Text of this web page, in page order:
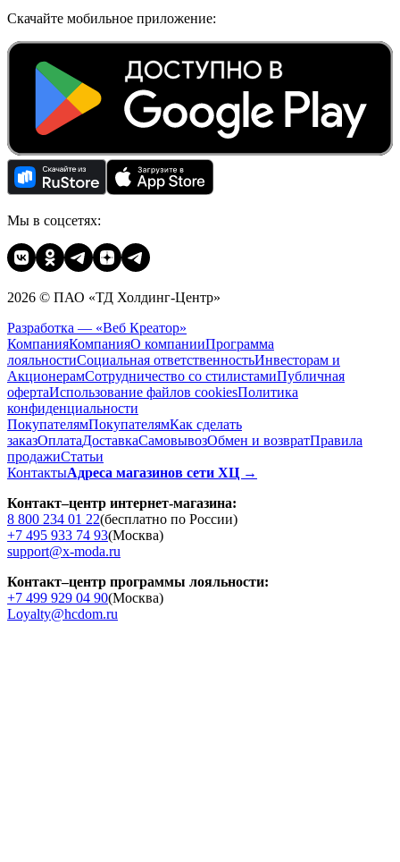
Скачайте мобильное приложение:
Мы в соцсетях:
2026 © ПАО «ТД Холдинг-Центр»
Разработка — «Веб Креатор»
КомпанияКомпанияО компанииПрограмма
лояльностиСоциальная ответственностьИнвесторам и
АкционерамСотрудничество со стилистамиПубличная
офертаИспользование файлов cookiesПолитика
конфиденциальности
ПокупателямПокупателямКак сделать
заказОплатаДоставкаCамовывозОбмен и возвратПравила
продажиСтатьи
КонтактыАдреса магазинов сети ХЦ →
Контакт–центр интернет-магазина:
8 800 234 01 22(бесплатно по России)
+7 495 933 74 93(Москва)
support@x-moda.ru
Контакт–центр программы лояльности:
+7 499 929 04 90(Москва)
Loyalty@hcdom.ru